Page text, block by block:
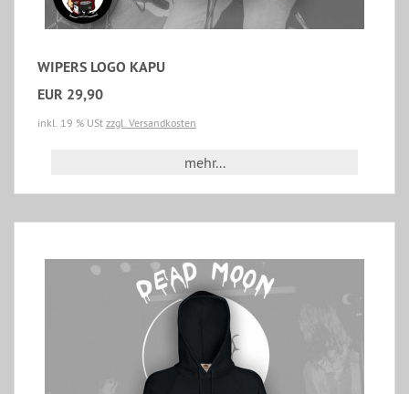
WIPERS LOGO KAPU
EUR 29,90
inkl. 19 % USt zzgl. Versandkosten
mehr...